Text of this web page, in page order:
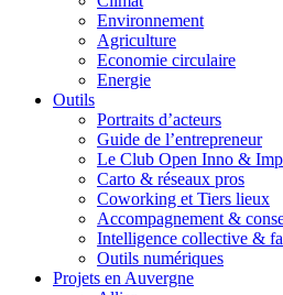
Environnement
Agriculture
Economie circulaire
Energie
Outils
Portraits d’acteurs
Guide de l’entrepreneur
Le Club Open Inno &
Carto & réseaux pros
Coworking et Tiers lieux
Accompagnement &
Intelligence collective &
Outils numériques
Projets en Auvergne